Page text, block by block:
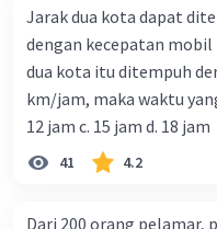
Jarak dua kota dapat
dengan kecepatan
dua kota itu ditempuh
km/jam, maka waktu yang
12 jam c. 15 jam d. 18 jam
41 4.2
Dari 200 orang pelamar,